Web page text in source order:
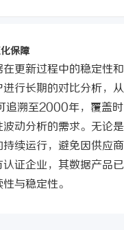
保障
更新过程中的稳定性
行长期的对比分析，
追溯至2000年，覆盖时
动分析的需求。无论
续运行，避免因供应
证企业，其数据产品
与稳定性。